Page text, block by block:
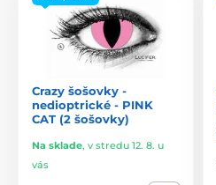
Crazy šošovky -
nedioptrické - PINK
CAT (2 šošovky)
Na sklade, v stredu 12. 8. u
vás